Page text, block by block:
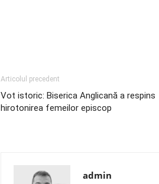
Articolul precedent
Vot istoric: Biserica Anglicană a respins
hirotonirea femeilor episcop
admin